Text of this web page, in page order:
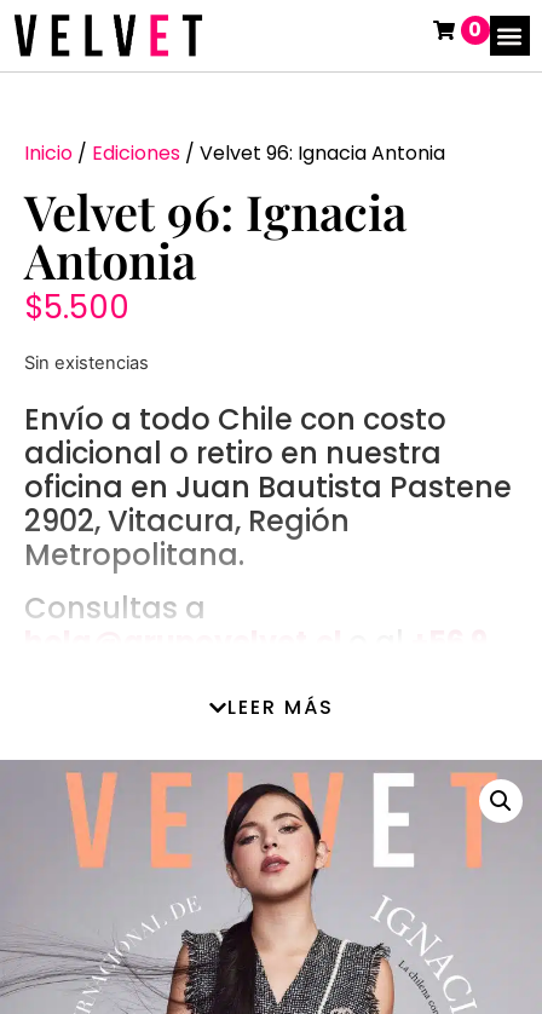
0
Inicio / Ediciones / Velvet 96: Ignacia Antonia
Velvet 96: Ignacia
Antonia
$5.500
Sin existencias
Envío a todo Chile con costo
adicional o retiro en nuestra
oficina en Juan Bautista Pastene
2902, Vitacura, Región
Metropolitana.
Consultas a
LEER MÁS